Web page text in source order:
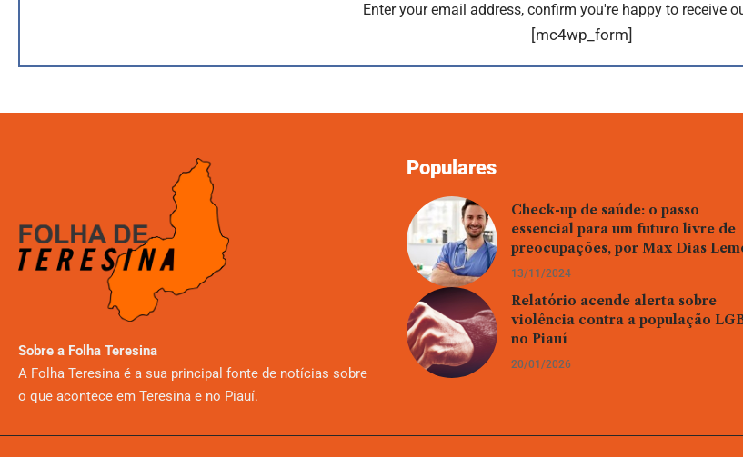
Enter your email address, confirm you're happy to receive
[mc4wp_form]
Sobre a Folha Teresina
A Folha Teresina é a sua principal fonte de notícias sobre
o que acontece em Teresina e no Piauí.
Populares
Check-up de saúde: o passo
essencial para um futuro livre de
preocupações, por Max Dias
13/11/2024
Relatório acende alerta sobre
violência contra a população
no Piauí
20/01/2026